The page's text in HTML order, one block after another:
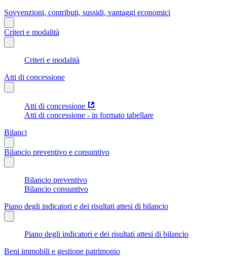
Sovvenzioni, contributi, sussidi, vantaggi economici
Criteri e modalità
Criteri e modalità
Atti di concessione
Atti di concessione
Atti di concessione - in formato tabellare
Bilanci
Bilancio preventivo e consuntivo
Bilancio preventivo
Bilancio consuntivo
Piano degli indicatori e dei risultati attesi di bilancio
Piano degli indicatori e dei risultati attesi di bilancio
Beni immobili e gestione patrimonio